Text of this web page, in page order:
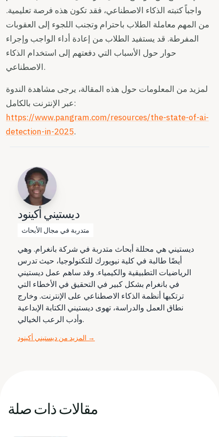
واجباً كتبته الذكاء الاصطناعي، فقد تكون هذه فرصة تعليمية.
من المهم معاملة الطلاب باحترام وتجنب اللجوء إلى العقوبات
المفرطة. قد يستفيد الطلاب من إعادة أداء الواجب وإجراء
حوار حول الأسباب التي دفعتهم إلى استخدام الذكاء
الاصطناعي.
لمزيد من المعلومات حول هذه المقالة، يرجى مشاهدة الندوة
عبر الإنترنت بالكامل:
https://www.pangram.com/resources/the-state-of-ai-
detection-in-2025.
ديستيني أكينود
متدربة في مجال الأبحاث
ديستيني هي محللة أبحاث متدربة في شركة بانغرام. وهي
أيضًا طالبة في كلية نيويورك للتكنولوجيا، حيث تدرس
الرياضيات التطبيقية والكيمياء. وقد ساهم عمل ديستيني
في بانغرام بشكل كبير في التحقيق في الأخطاء التي
ترتكبها أنظمة الذكاء الاصطناعي على الإنترنت. وخارج
نطاق العمل والدراسة، تهوى ديستيني الكتابة الإبداعية
وأدب الرعب الخيالي.
→
مقالات ذات صلة